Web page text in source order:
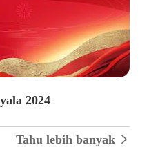
2024
Tahu lebih banyak 